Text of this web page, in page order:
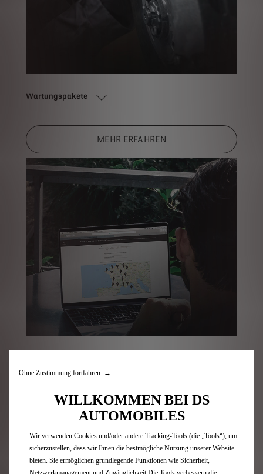
Wartungspakete
MEHR ERFAHREN
DS PARTNER KONTAKTIEREN
Ohne Zustimmung fortfahren →
WILLKOMMEN BEI DS
AUTOMOBILES
Wir verwenden Cookies und/oder andere Tracking-Tools (die „Tools“), um
sicherzustellen, dass wir Ihnen die bestmögliche Nutzung unserer Website
bieten. Sie ermöglichen grundlegende Funktionen wie Sicherheit,